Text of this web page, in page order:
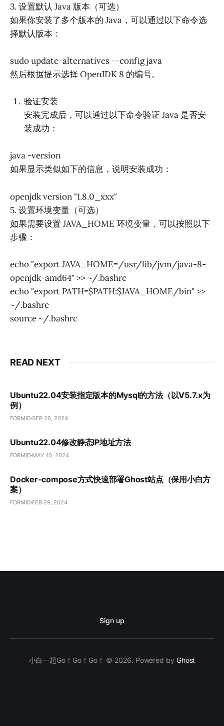
3. 设置默认 Java 版本（可选）
如果你安装了多个版本的 Java，可以通过以下命令选
择默认版本：
sudo update-alternatives --config java
然后根据提示选择 OpenJDK 8 的编号。
验证安装
安装完成后，可以通过以下命令验证 Java 是否安
装成功：
java -version
如果显示类似如下的信息，说明安装成功：
openjdk version "1.8.0_xxx"
5. 设置环境变量（可选）
如果需要设置 JAVA_HOME 环境变量，可以按照以下
步骤：
echo "export JAVA_HOME=/usr/lib/jvm/java-8-
openjdk-amd64" >> ~/.bashrc
echo "export PATH=$PATH:$JAVA_HOME/bin" >>
~/.bashrc
source ~/.bashrc
READ NEXT
Ubuntu22.04安装指定版本的Mysql的方法（以V5.7.x为
例）
FORMIDSEP 26, 2024
Ubuntu22.04修改静态IP地址方法
FORMID MAY 10, 2024
Docker-compose方式快速部署Ghost站点（保用小白方
案）
FORMID FEB 29, 2024
Sign up
小白一起Go！Go！Go！ © 2026. Powered by Ghost